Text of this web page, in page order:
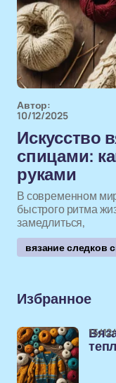
Автор:
10/12/2025
Искусство
спицами:
руками
В современном
быстрого ритма
замедлиться,
вязание следков
Избранное
15/